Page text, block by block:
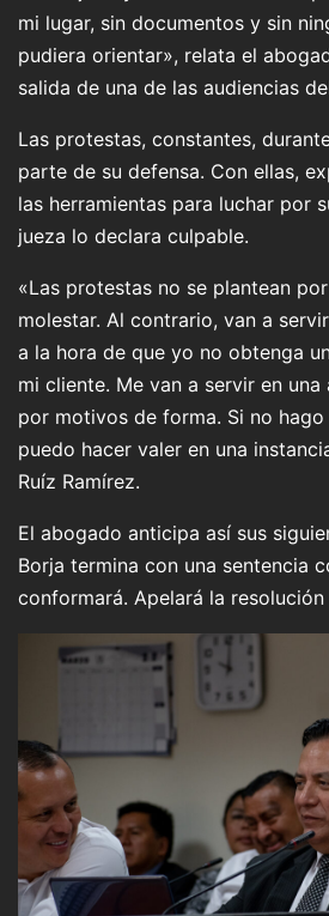
mi lugar, sin documentos y sin
pudiera orientar», relata el
salida de una de las audiencias
Las protestas, constantes,
parte de su defensa. Con ellas,
las herramientas para luchar por
jueza lo declara culpable.
«Las protestas no se plantean
molestar. Al contrario, van a
a la hora de que yo no obtenga
mi cliente. Me van a servir en
por motivos de forma. Si no
puedo hacer valer en una
Ruíz Ramírez.
El abogado anticipa así sus
Borja termina con una sentencia
conformará. Apelará la resolución